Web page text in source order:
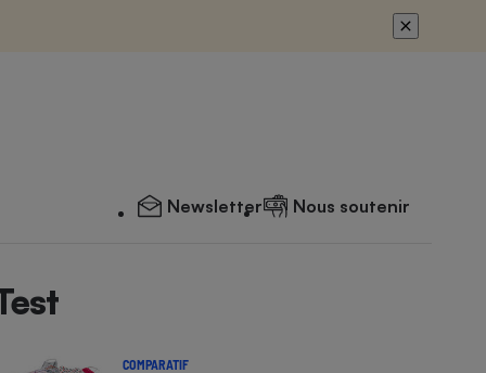
Newsletter Nous soutenir
COMPARATIF